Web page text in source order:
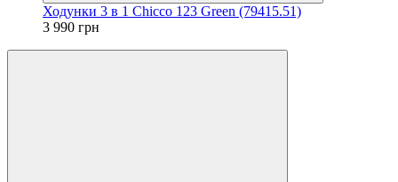
Ходунки 3 в 1 Chicco 123 Green (79415.51)
3 990 грн